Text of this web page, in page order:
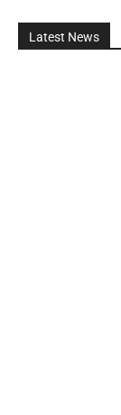
Latest News